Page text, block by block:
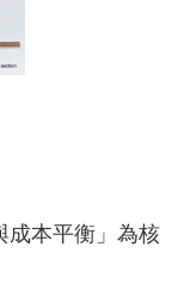
本平衡」為核